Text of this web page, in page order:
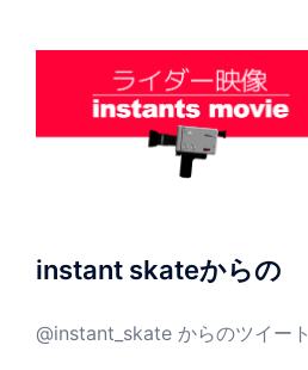
instant skateからの
@instant_skate からのツイート